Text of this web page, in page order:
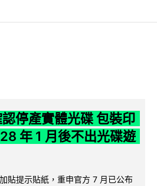
停產實體光碟 包裝印
年 1 月後不出光碟遊
貼提示貼紙，重申官方 7 月已公布